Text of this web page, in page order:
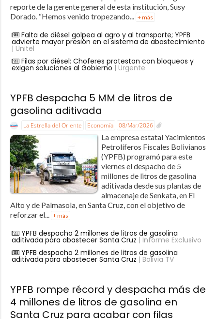
reporte de la gerente general de esta institución, Susy
Dorado. “Hemos venido tropezando...
+ más
Falta de diésel golpea al agro y al transporte; YPFB
advierte mayor presión en el sistema de abastecimiento
| Unitel
Filas por diésel: Choferes protestan con bloqueos y
exigen soluciones al Gobierno | Urgente
YPFB despacha 5 MM de litros de
gasolina aditivada
La Estrella del Oriente Economía 08/Mar/2026
La empresa estatal Yacimientos
Petrolíferos Fiscales Bolivianos
(YPFB) programó para este
viernes el despacho de 5
millones de litros de gasolina
aditivada desde sus plantas de
almacenaje de Senkata, en El
Alto y de Palmasola, en Santa Cruz, con el objetivo de
reforzar el...
+ más
YPFB despacha 2 millones de litros de gasolina
aditivada para abastecer Santa Cruz | Informe Exclusivo
YPFB despacha 2 millones de litros de gasolina
aditivada para abastecer Santa Cruz | Bolivia TV
YPFB rompe récord y despacha más de
4 millones de litros de gasolina en
Santa Cruz para acabar con filas